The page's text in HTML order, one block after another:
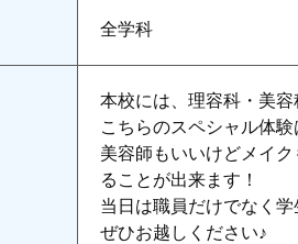
全学科
本校には、理容科・美
こちらのスペシャル体
美容師もいいけどメイ
ることが出来ます！
当日は職員だけでなく
ぜひお越しください♪